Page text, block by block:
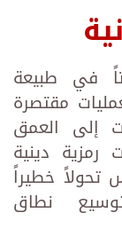
في طبيعة
مقتصرة
إلى العمق
دينية
تحولاً خطيراً
نطاق